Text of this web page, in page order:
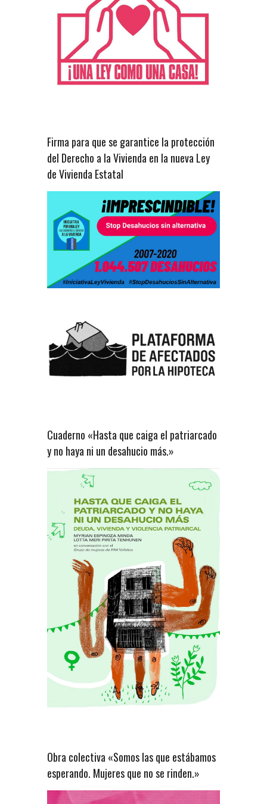
Firma para que se garantice la protección
del Derecho a la Vivienda en la nueva Ley
de Vivienda Estatal
Cuaderno «Hasta que caiga el patriarcado
y no haya ni un desahucio más.»
Obra colectiva «Somos las que estábamos
esperando. Mujeres que no se rinden.»